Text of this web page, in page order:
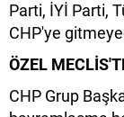
Parti, İYİ Parti,
CHP'ye
ÖZEL
CHP Grup